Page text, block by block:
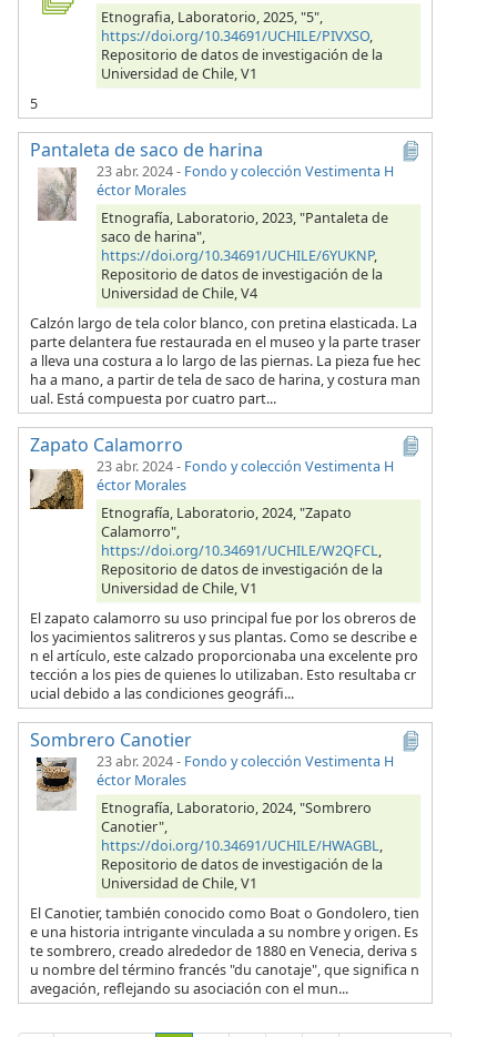
Etnografia, Laboratorio, 2025, "5",
https://doi.org/10.34691/UCHILE/PIVXSO,
Repositorio de datos de investigación de la
Universidad de Chile, V1
5
Pantaleta de saco de harina
23 abr. 2024- Fondo y colección Vestimenta H
éctor Morales
Etnografía, Laboratorio, 2023, "Pantaleta de
saco de harina",
https://doi.org/10.34691/UCHILE/6YUKNP,
Repositorio de datos de investigación de la
Universidad de Chile, V4
Calzón largo de tela color blanco, con pretina elasticada. La
parte delantera fue restaurada en el museo y la parte traser
a lleva una costura a lo largo de las piernas. La pieza fue hec
ha a mano, a partir de tela de saco de harina, y costura man
ual. Está compuesta por cuatro part...
Zapato Calamorro
23 abr. 2024- Fondo y colección Vestimenta H
éctor Morales
Etnografía, Laboratorio, 2024, "Zapato
Calamorro",
https://doi.org/10.34691/UCHILE/W2QFCL,
Repositorio de datos de investigación de la
Universidad de Chile, V1
El zapato calamorro su uso principal fue por los obreros de
los yacimientos salitreros y sus plantas. Como se describe e
n el artículo, este calzado proporcionaba una excelente pro
tección a los pies de quienes lo utilizaban. Esto resultaba cr
ucial debido a las condiciones geográfi...
Sombrero Canotier
23 abr. 2024- Fondo y colección Vestimenta H
éctor Morales
Etnografía, Laboratorio, 2024, "Sombrero
Canotier",
https://doi.org/10.34691/UCHILE/HWAGBL,
Repositorio de datos de investigación de la
Universidad de Chile, V1
El Canotier, también conocido como Boat o Gondolero, tien
e una historia intrigante vinculada a su nombre y origen. Es
te sombrero, creado alrededor de 1880 en Venecia, deriva s
u nombre del término francés "du canotaje", que significa n
avegación, reflejando su asociación con el mun...